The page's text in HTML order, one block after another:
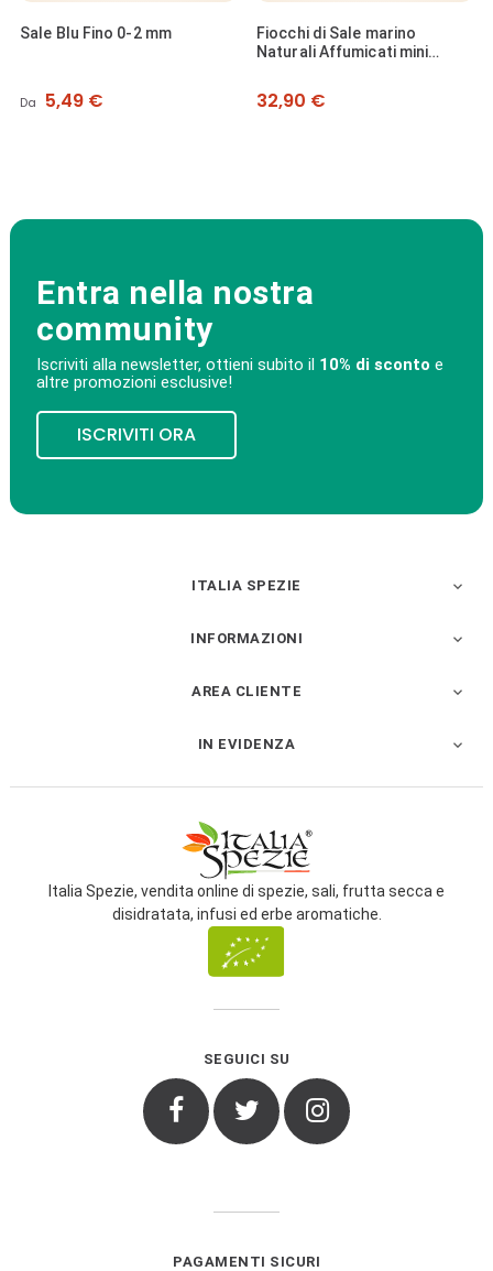
Sale Blu Fino 0-2 mm
Da Prezzo
5,49 €
Fiocchi di Sale marino
Naturali Affumicati mini
Prezzo
32,90 €
Entra nella nostra
community
Iscriviti alla newsletter, ottieni subito il 10% di sconto e
altre promozioni esclusive!
ISCRIVITI ORA
ITALIA SPEZIE 
INFORMAZIONI 
AREA CLIENTE 
IN EVIDENZA 
Italia Spezie, vendita online di spezie, sali, frutta secca e
disidratata, infusi ed erbe aromatiche.
SEGUICI SU
Facebook Twitter Instagram
PAGAMENTI SICURI